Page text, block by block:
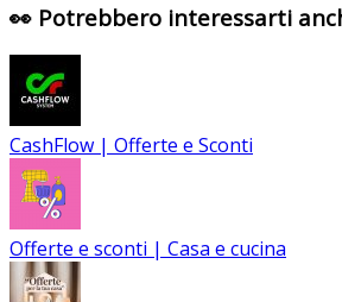
👀 Potrebbero interessarti
CashFlow | Offerte e Sconti
Offerte e sconti | Casa e cucina